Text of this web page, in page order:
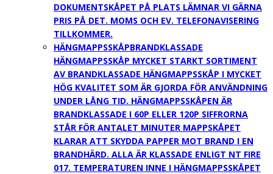
DOKUMENTSKÅPET PÅ PLATS LÄMNAR VI GÄRNA
PRIS PÅ DET. MOMS OCH EV. TELEFONAVISERING
TILLKOMMER.
HÄNGMAPPSSKÅPBRANDKLASSADE
HÄNGMAPPSSKÅP MYCKET STARKT SORTIMENT
AV BRANDKLASSADE HÄNGMAPPSSKÅP I MYCKET
HÖG KVALITET SOM ÄR GJORDA FÖR ANVÄNDNING
UNDER LÅNG TID. HÄNGMAPPSSKÅPEN ÄR
BRANDKLASSADE I 60P ELLER 120P SIFFRORNA
STÅR FÖR ANTALET MINUTER MAPPSKÅPET
KLARAR ATT SKYDDA PAPPER MOT BRAND I EN
BRANDHÄRD. ALLA ÄR KLASSADE ENLIGT NT FIRE
017. TEMPERATUREN INNE I HÄNGMAPPSSKÅPET